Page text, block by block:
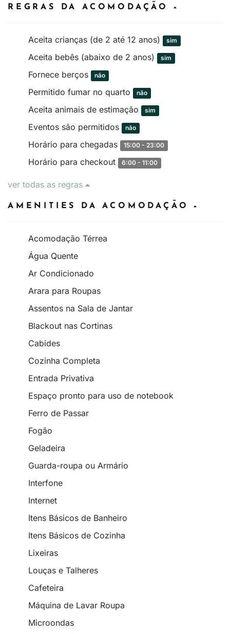
REGRAS DA ACOMODAÇÃO
Aceita crianças (de 2 até 12 anos) sim
Aceita bebês (abaixo de 2 anos) sim
Fornece berços não
Permitido fumar no quarto não
Aceita animais de estimação sim
Eventos são permitidos não
Horário para chegadas 15:00 - 23:00
Horário para checkout 6:00 - 11:00
ver todas as regras
AMENITIES DA ACOMODAÇÃO
Acomodação Térrea
Água Quente
Ar Condicionado
Arara para Roupas
Assentos na Sala de Jantar
Blackout nas Cortinas
Cabides
Cozinha Completa
Entrada Privativa
Espaço pronto para uso de notebook
Ferro de Passar
Fogão
Geladeira
Guarda-roupa ou Armário
Interfone
Internet
Itens Básicos de Banheiro
Itens Básicos de Cozinha
Lixeiras
Louças e Talheres
Cafeteira
Máquina de Lavar Roupa
Microondas